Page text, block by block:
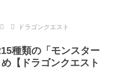
ドラゴンクエスト
種類の「モンスター
【ドラゴンクエスト